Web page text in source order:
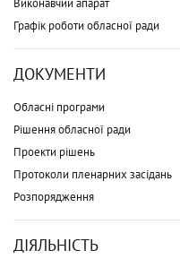
Графік роботи обласної ради
ДОКУМЕНТИ
Обласні програми
Рішення обласної ради
Проекти рішень
Протоколи пленарних засідань
Розпорядження
ДІЯЛЬНІСТЬ